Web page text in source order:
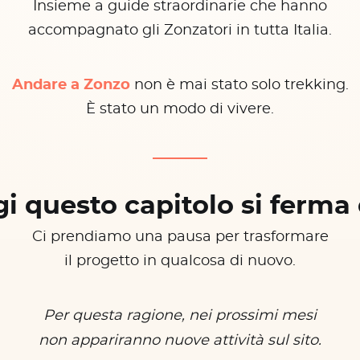
Insieme a guide straordinarie che hanno
accompagnato gli Zonzatori in tutta Italia.
Andare a Zonzonon è mai stato solo trekking.
È stato un modo di vivere.
questo capitolo si ferma
Ci prendiamo una pausa per trasformare
il progetto in qualcosa di nuovo.
Per questa ragione, nei prossimi mesi
non appariranno nuove attività sul sito.